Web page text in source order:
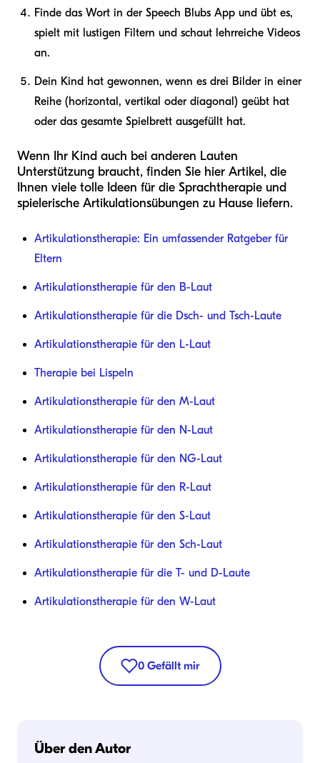
Finde das Wort in der Speech Blubs App und übt es,
spielt mit lustigen Filtern und schaut lehrreiche Videos
an.
Dein Kind hat gewonnen, wenn es drei Bilder in einer
Reihe (horizontal, vertikal oder diagonal) geübt hat
oder das gesamte Spielbrett ausgefüllt hat.
Wenn Ihr Kind auch bei anderen Lauten
Unterstützung braucht, finden Sie hier Artikel, die
Ihnen viele tolle Ideen für die Sprachtherapie und
spielerische Artikulationsübungen zu Hause liefern.
Artikulationstherapie: Ein umfassender Ratgeber für
Eltern
Artikulationstherapie für den B-Laut
Artikulationstherapie für die Dsch- und Tsch-Laute
Artikulationstherapie für den L-Laut
Therapie bei Lispeln
Artikulationstherapie für den M-Laut
Artikulationstherapie für den N-Laut
Artikulationstherapie für den NG-Laut
Artikulationstherapie für den R-Laut
Artikulationstherapie für den S-Laut
Artikulationstherapie für den Sch-Laut
Artikulationstherapie für die T- und D-Laute
Artikulationstherapie für den W-Laut
0 Gefällt mir
Über den Autor